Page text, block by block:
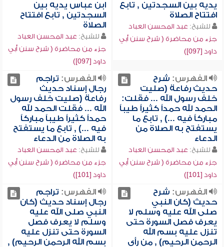
يديه بين السجدتين , تابع
افتتاح الصلاة
للشيخ: عبد المحسن العباد
جزء من محاضرة ( شرح سنن أبي
داود [097])
ابن عباس يديه بين
السجدتين , تابع افتتاح
الصلاة
للشيخ: عبد المحسن العباد
جزء من محاضرة ( شرح سنن أبي
داود [097])
الفهرس: شرح
حديث رفاعة (صليت
خلف رسول الله ... فقلت:
الحمد لله حمداً كثيراً طيباً
مباركاً فيه ...) , تابع ما
يستفتح به الصلاة من
الدعاء
للشيخ: عبد المحسن العباد
جزء من محاضرة ( شرح سنن أبي
داود [101])
الفهرس: تراجم
رجال إسناد حديث
رفاعة (صليت خلف رسول
الله ... فقلت الحمد لله
حمداً كثيراً طيباً مباركاً
فيه ...) , تابع ما يستفتح
به الصلاة من الدعاء
للشيخ: عبد المحسن العباد
جزء من محاضرة ( شرح سنن أبي
داود [101])
الفهرس: شرح
حديث (كان النبي
صلى الله عليه وسلم لا
يعرف فصل السورة حتى
تنزل عليه بسم الله
الرحمن الرحيم) , من رأى
الفهرس: تراجم
رجال إسناد حديث (كان
النبي صلى الله عليه
وسلم لا يعرف فصل
السورة حتى تنزل عليه
بسم الله الرحمن الرحيم) ,